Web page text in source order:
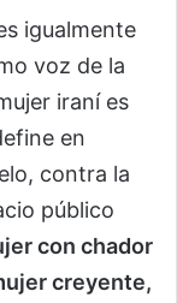
igualmente
voz de la
iraní es
en
contra la
público
con chador
creyente,